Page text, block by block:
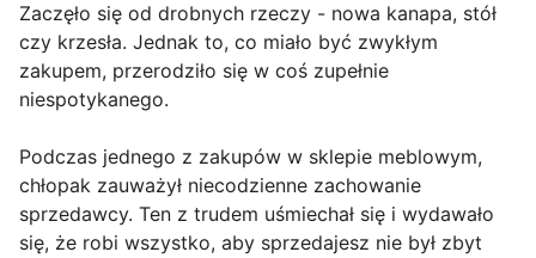
Zaczęło się od drobnych rzeczy - nowa kanapa, stół
czy krzesła. Jednak to, co miało być zwykłym
zakupem, przerodziło się w coś zupełnie
niespotykanego.
Podczas jednego z zakupów w sklepie meblowym,
chłopak zauważył niecodzienne zachowanie
sprzedawcy. Ten z trudem uśmiechał się i wydawało
się, że robi wszystko, aby sprzedajesz nie był zbyt